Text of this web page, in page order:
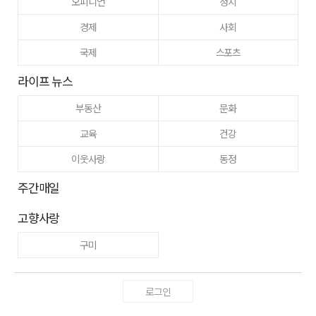
경제
사회
국제
스포츠
라이프 뉴스
부동산
문화
교육
건강
이웃사랑
동정
주간매일
고향사랑
구미
로그인